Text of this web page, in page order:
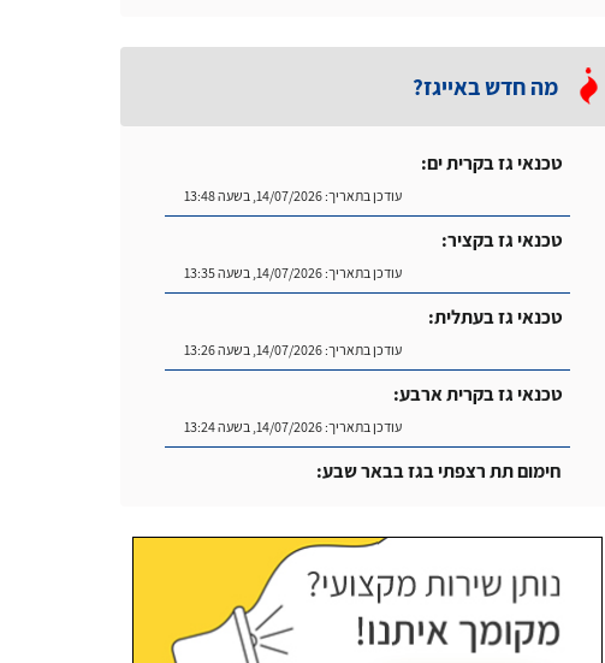
מה חדש באייגז?
טכנאי גז בקרית ים:
עודכן בתאריך:14/07/2026, בשעה 13:48
טכנאי גז בקציר:
עודכן בתאריך:14/07/2026, בשעה 13:35
טכנאי גז בעתלית:
עודכן בתאריך:14/07/2026, בשעה 13:26
טכנאי גז בקרית ארבע:
עודכן בתאריך:14/07/2026, בשעה 13:24
חימום תת רצפתי בגז בבאר שבע: